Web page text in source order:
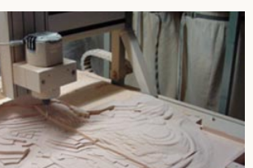
שיטות בניית מודלים
כלי חיתוך (כרסום, סכין . . .) מסיר שבבים מגוש
המוצר הסופי. כלים של עיבוד שבבי הם המסור,